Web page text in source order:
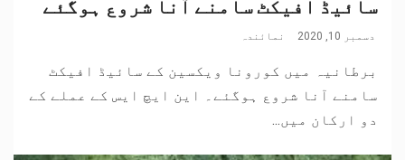
سائیڈ افیکٹ سامنے آنا شروع ہوگئے
دسمبر 10, 2020 نمائندہ
برطانیہ میں کورونا ویکسین کے سائیڈ افیکٹ
سامنے آنا شروع ہوگئے۔ این ایچ ایس کے عملے کے
دو ارکان میں...